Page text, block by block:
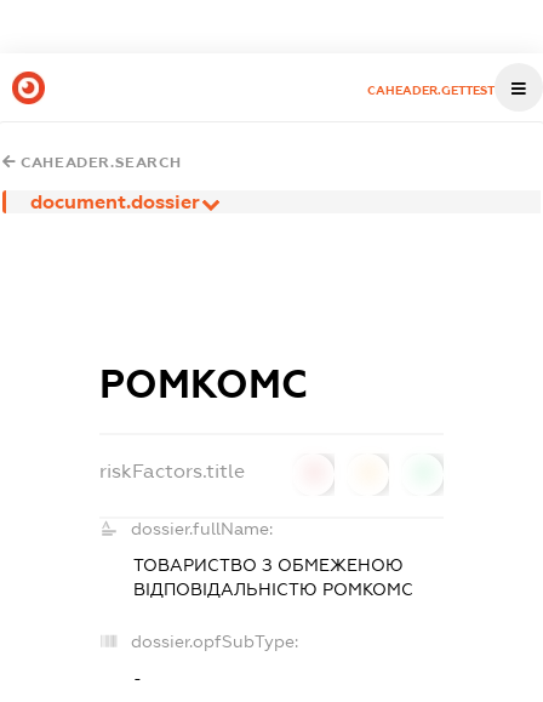
CAHEADER.GETTEST
CAHEADER.SEARCH
document.dossier
РОМКОМС
riskFactors.title
dossier.fullName:
ТОВАРИСТВО З ОБМЕЖЕНОЮ
ВІДПОВІДАЛЬНІСТЮ РОМКОМС
dossier.opfSubType:
-